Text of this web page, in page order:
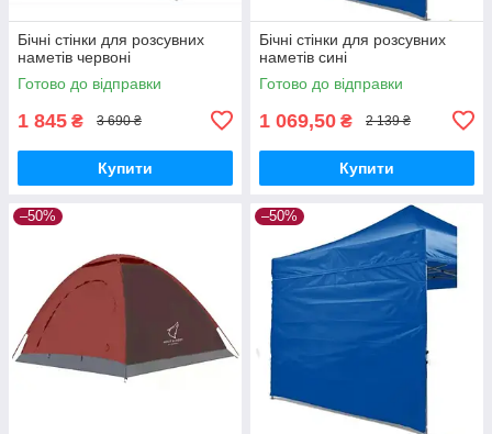
Бічні стінки для розсувних
наметів червоні
Готово до відправки
1 845 ₴ 3 690 ₴
Купити
Бічні стінки для розсувних
наметів сині
Готово до відправки
1 069,50 ₴ 2 139 ₴
Купити
–50% –50%